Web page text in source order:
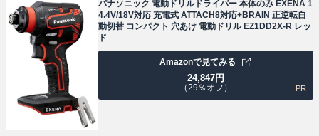
パナソニック 電動ドリルドライバー 本体のみ EXENA 1
4.4V/18V対応 充電式 ATTACH8対応+BRAIN 正逆転自
動切替 コンパクト 穴あけ 電動ドリル EZ1DD2X-R レッ
ド
24,847円
（29％オフ）
Amazonで見てみる
PR